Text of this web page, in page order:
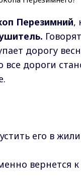
Перезимний,
дорогу
все дороги
его в
вернется